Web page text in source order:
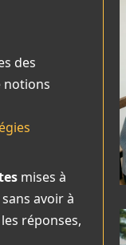
des
notions
mises à
avoir à
réponses,